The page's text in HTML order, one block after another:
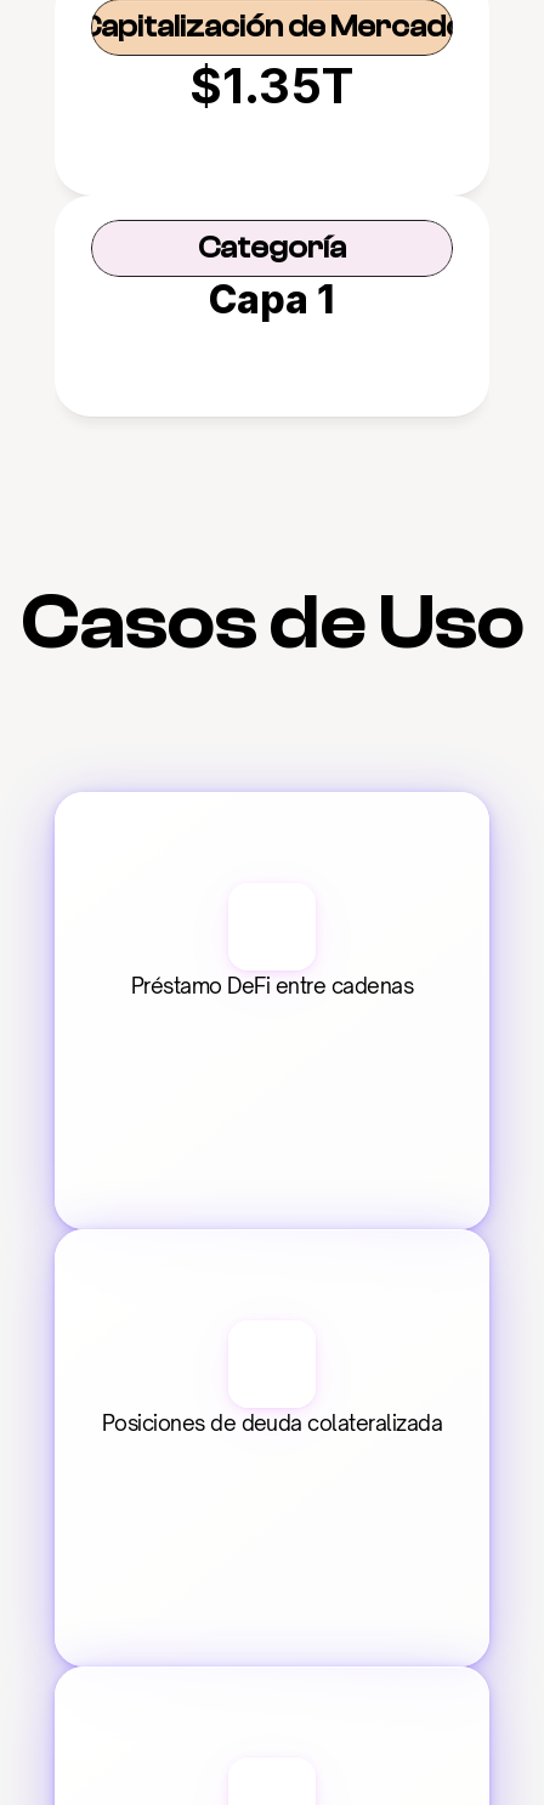
Capitalización de Mercado
$1.35T
Categoría
Capa 1
Casos de Uso
Préstamo DeFi entre cadenas
Posiciones de deuda colateralizada